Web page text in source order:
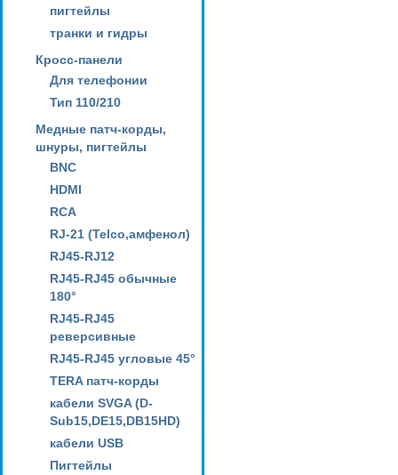
пигтейлы
транки и гидры
Кросс-панели
Для телефонии
Тип 110/210
Медные патч-корды,
шнуры, пигтейлы
BNC
HDMI
RCA
RJ-21 (Telco,амфенол)
RJ45-RJ12
RJ45-RJ45 обычные
180°
RJ45-RJ45
реверсивные
RJ45-RJ45 угловые 45°
TERA патч-корды
кабели SVGA (D-
Sub15,DE15,DB15HD)
кабели USB
Пигтейлы